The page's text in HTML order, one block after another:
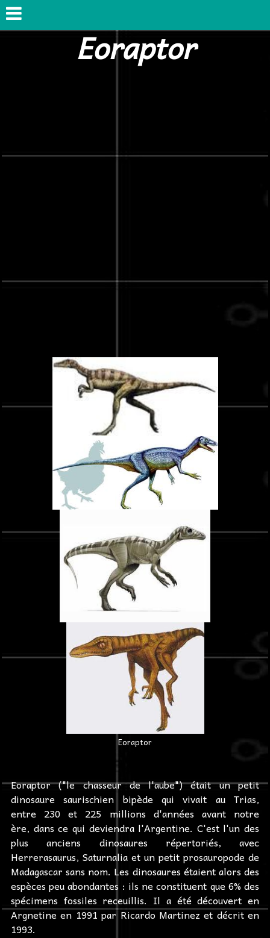
Eoraptor
Eoraptor
Eoraptor ("le chasseur de l'aube") était un petit
dinosaure saurischien bipède qui vivait au Trias,
entre 230 et 225 millions d'années avant notre
ère, dans ce qui deviendra l'Argentine. C'est l'un des
plus anciens dinosaures répertoriés, avec
Herrerasaurus, Saturnalia et un petit prosauropode de
Madagascar sans nom. Les dinosaures étaient alors des
espèces peu abondantes : ils ne constituent que 6% des
spécimens fossiles receuillis. Il a été découvert en
Argnetine en 1991 par Ricardo Martinez et décrit en
1993.